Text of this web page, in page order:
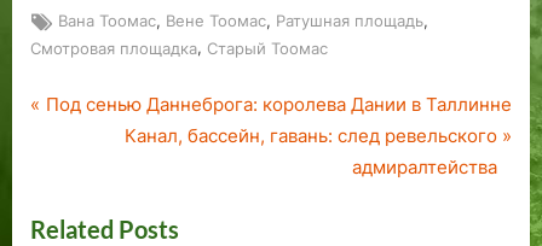
Tags:
Вана Тоомас, Вене Тоомас, Ратушная площадь,
Смотровая площадка, Старый Тоомас
Навигация
записям
P
i
Под сенью Даннеброга: королева Дании в Таллинне
N
t
Канал, бассейн, гавань: след ревельского
адмиралтейства
Related Posts